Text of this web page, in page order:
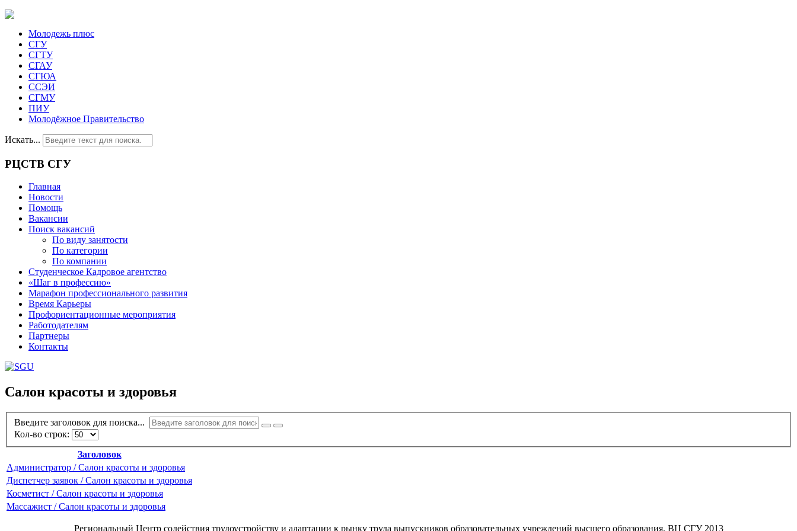
Молодежь плюс
СГУ
СГТУ
СГАУ
СГЮА
ССЭИ
СГМУ
ПИУ
Молодёжное Правительство
Искать...
РЦСТВ СГУ
Главная
Новости
Помощь
Вакансии
Поиск вакансий
По виду занятости
По категории
По компании
Студенческое Кадровое агентство
«Шаг в профессию»
Марафон профессионального развития
Время Карьеры
Профориентационные мероприятия
Работодателям
Партнеры
Контакты
Салон красоты и здоровья
Введите заголовок для поиска...
Кол-во строк:
Заголовок
Администратор / Салон красоты и здоровья
Диспетчер заявок / Салон красоты и здоровья
Косметист / Салон красоты и здоровья
Массажист / Салон красоты и здоровья
Региональный Центр содействия трудоустройству и адаптации к рынку труда выпускников образовательных учреждений высшего образования, ВЦ СГУ 2013